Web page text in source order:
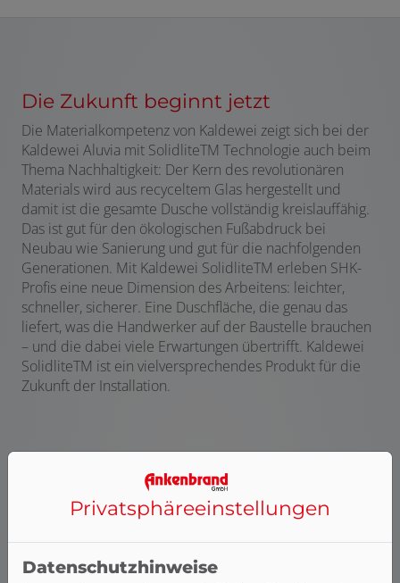
Die Zukunft beginnt jetzt
Die Materialkompetenz von Kaldewei zeigt sich bei der
Kaldewei Aluvia mit SolidliteTM Technologie auch beim
Thema Nachhaltigkeit: Der Kern des revolutionären
Materials wird aus recyceltem Glas hergestellt und
damit ist die gesamte Dusche vollständig kreislauffähig.
Das ist gut für den ökologischen Fußabdruck bei
Neubau wie Sanierung und gut für die nachfolgenden
Generationen. Mit Kaldewei SolidliteTM erleben SHK-
Profis eine neue Dimension des Arbeitens: leichter,
schneller, sicherer. Eine Duschfläche, die genau das
liefert, was die Handwerker auf der Baustelle brauchen
– und die dabei viele Erwartungen übertrifft. Kaldewei
SolidliteTM ist ein vielversprechendes Produkt für die
Zukunft der Installation.
Privatsphäre­einstellungen
Datenschutzhinweise